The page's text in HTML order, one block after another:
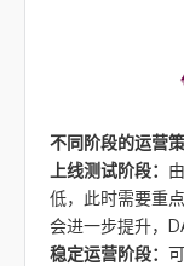
不同阶段的运营策
上线测试阶段：
低，此时需要重
会进一步提升，
稳定运营阶段：